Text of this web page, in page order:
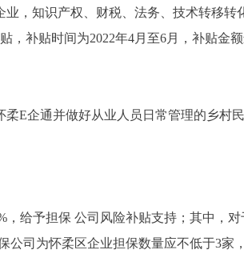
知识产权、财税、法务、技术转移转
补贴时间为2022年4月至6月，补贴金额
企通并做好从业人员日常管理的乡村
给予担保 公司风险补贴支持；其中，对
公司为怀柔区企业担保数量应不低于3家